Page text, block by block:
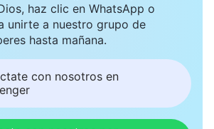
y los problemas que
en los estudios futuros, ya
ser responsable de organizar el
el mundo, lo que me harías las
Al día siguiente, fui con mi
designar a otro para que
haz clic en WhatsApp o
unirte a nuestro grupo de
hasta mañana.
con nosotros en